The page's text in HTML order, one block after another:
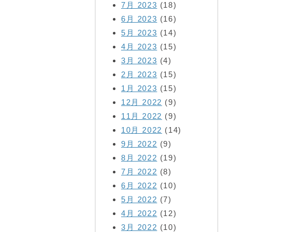
7月 2023 (18)
6月 2023 (16)
5月 2023 (14)
4月 2023 (15)
3月 2023 (4)
2月 2023 (15)
1月 2023 (15)
12月 2022 (9)
11月 2022 (9)
10月 2022 (14)
9月 2022 (9)
8月 2022 (19)
7月 2022 (8)
6月 2022 (10)
5月 2022 (7)
4月 2022 (12)
3月 2022 (10)